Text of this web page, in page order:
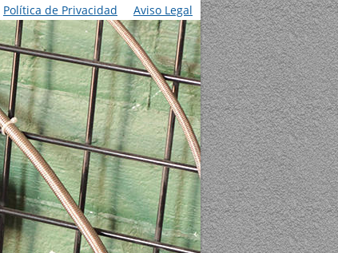
Aviso Legal
Política de Privacidad